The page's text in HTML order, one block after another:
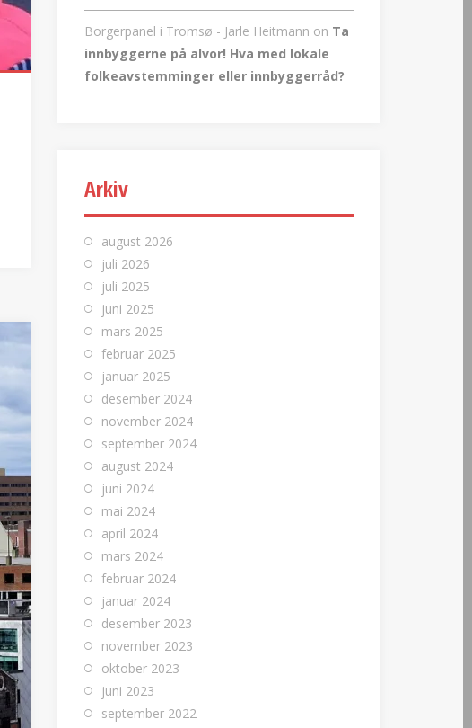
Borgerpanel i Tromsø - Jarle Heitmann on Ta
innbyggerne på alvor! Hva med lokale
folkeavstemminger eller innbyggerråd?
Arkiv
august 2026
juli 2026
juli 2025
juni 2025
mars 2025
februar 2025
januar 2025
desember 2024
november 2024
september 2024
august 2024
juni 2024
mai 2024
april 2024
mars 2024
februar 2024
januar 2024
desember 2023
november 2023
oktober 2023
juni 2023
september 2022